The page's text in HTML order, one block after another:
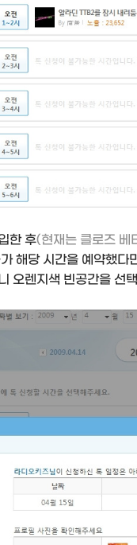
한 후(현재는 클로즈 베
해당 시간을 예약했
오렌지색 빈공간을 선